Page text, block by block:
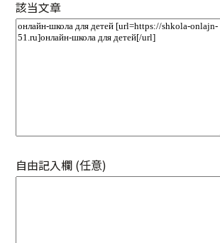
該当文章
自由記入欄 (任意)